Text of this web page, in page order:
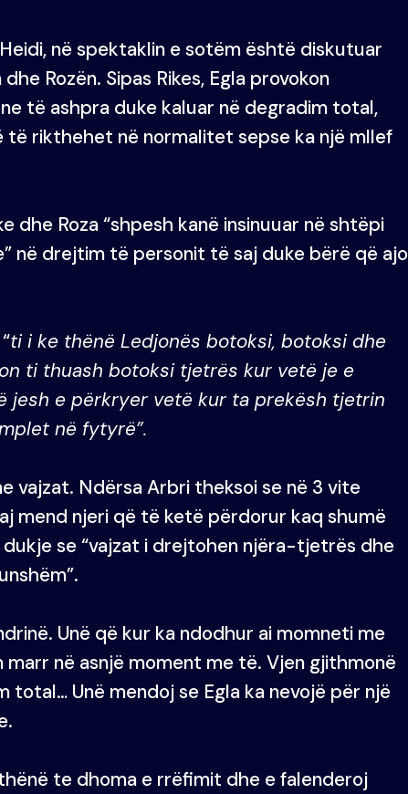
në spektaklin e sotëm është diskutuar
Rozën. Sipas Rikes, Egla provokon
të ashpra duke kaluar në degradim total,
të rikthehet në normalitet sepse ka një mllef
dhe Roza “shpesh kanë insinuuar në shtëpi
në drejtim të personit të saj duke bërë që ajo
ti i ke thënë Ledjonës botoksi, botoksi dhe
ti thuash botoksi tjetrës kur vetë je e
jesh e përkryer vetë kur ta prekësh tjetrin
në fytyrë”.
vajzat. Ndërsa Arbri theksoi se në 3 vite
mend njeri që të ketë përdorur kaq shumë
dukje se “vajzat i drejtohen njëra-tjetrës dhe
Unë që kur ka ndodhur ai momneti me
në asnjë moment me të. Vjen gjithmonë
total… Unë mendoj se Egla ka nevojë për një
te dhoma e rrëfimit dhe e falenderoj